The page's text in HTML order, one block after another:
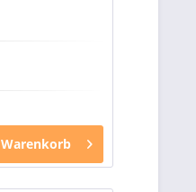
Warenkorb